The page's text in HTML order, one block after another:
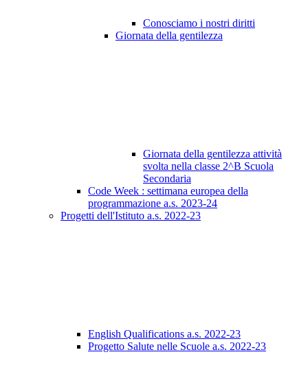
Conosciamo i nostri diritti
Giornata della gentilezza
Giornata della gentilezza attività
svolta nella classe 2^B Scuola
Secondaria
Code Week : settimana europea della
programmazione a.s. 2023-24
Progetti dell'Istituto a.s. 2022-23
English Qualifications a.s. 2022-23
Progetto Salute nelle Scuole a.s. 2022-23